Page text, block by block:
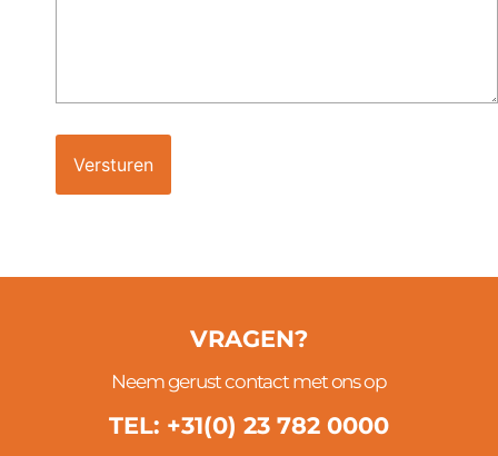
VRAGEN?
Neem gerust contact met ons op
TEL: +31(0) 23 782 0000